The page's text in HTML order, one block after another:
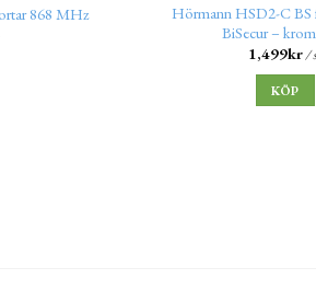
868 MHz
Hörmann HSD2-C
BiSecur –
1,499kr/
KÖP